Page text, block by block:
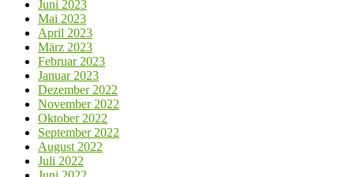
Juni 2023
Mai 2023
April 2023
März 2023
Februar 2023
Januar 2023
Dezember 2022
November 2022
Oktober 2022
September 2022
August 2022
Juli 2022